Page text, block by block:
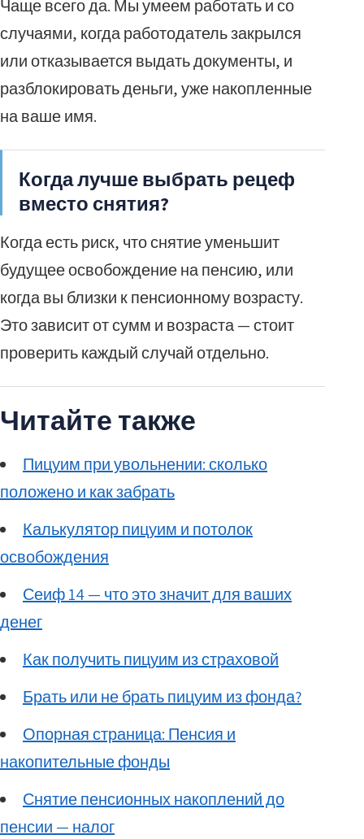
Чаще всего да. Мы умеем работать и со
случаями, когда работодатель закрылся
или отказывается выдать документы, и
разблокировать деньги, уже накопленные
на ваше имя.
Когда лучше выбрать рецеф
вместо снятия?
Когда есть риск, что снятие уменьшит
будущее освобождение на пенсию, или
когда вы близки к пенсионному возрасту.
Это зависит от сумм и возраста — стоит
проверить каждый случай отдельно.
Читайте также
Пицуим при увольнении: сколько
положено и как забрать
Калькулятор пицуим и потолок
освобождения
Сеиф 14 — что это значит для ваших
денег
Как получить пицуим из страховой
Брать или не брать пицуим из фонда?
Опорная страница: Пенсия и
накопительные фонды
Снятие пенсионных накоплений до
пенсии — налог